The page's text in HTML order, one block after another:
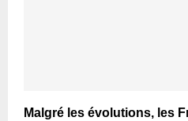
Malgré les évolutions, les